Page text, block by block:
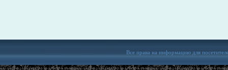
Все права на информацию для